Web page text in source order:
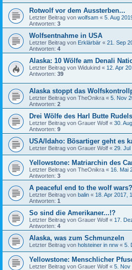
Rotwolf vor dem Aussterben...
Letzter Beitrag von wolfsam « 5. Aug
Antworten: 3
Wolfsentnahme in USA
Letzter Beitrag von Erklärbär « 21. Sep
Antworten: 4
Alaska: 10 Wölfe am Denali
Letzter Beitrag von Widukind « 12. Apr
Antworten: 39
Alaska stoppt das
Letzter Beitrag von TheOnikra « 5. Nov
Antworten: 2
Drei Wölfe des Harl Butte
Letzter Beitrag von Grauer Wolf « 30.
Antworten: 9
USA/Idaho: Bösartiger geht es
Letzter Beitrag von Grauer Wolf « 29. Jul
Yellowstone: Matriarchin des
Letzter Beitrag von TheOnikra « 16. Mai
Antworten: 3
A peaceful end to the wolf wars?
Letzter Beitrag von balin « 18. Apr 2017,
Antworten: 1
So sind die Amerikaner...!?
Letzter Beitrag von Grauer Wolf « 17.
Antworten: 4
Alaska, was zum Schmunzeln
Letzter Beitrag von holsteiner in nrw « 5.
Yellowstone: Menschlicher
Letzter Beitrag von Grauer Wolf « 5. Nov